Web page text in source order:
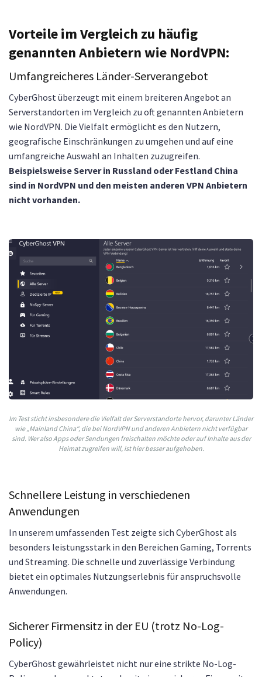
Vorteile im Vergleich zu häufig
genannten Anbietern wie NordVPN:
Umfangreicheres Länder-Serverangebot
CyberGhost überzeugt mit einem breiteren Angebot an
Serverstandorten im Vergleich zu oft genannten Anbietern
wie NordVPN. Die Vielfalt ermöglicht es den Nutzern,
geografische Einschränkungen zu umgehen und auf eine
umfangreiche Auswahl an Inhalten zuzugreifen.
Beispielsweise Server in Russland oder Festland China
sind in NordVPN und den meisten anderen VPN Anbietern
nicht vorhanden.
Im Test sticht insbesondere die Vielfalt der Serverstandorte hervor, darunter Länder
wie „Mainland China“, die bei NordVPN und anderen Anbietern nicht verfügbar
sind. Wer also Apps oder Sendungen freischalten möchte oder auf Inhalte aus der
Heimat zugreifen will, ist hier besser aufgehoben.
Schnellere Leistung in verschiedenen
Anwendungen
In unserem umfassenden Test zeigte sich CyberGhost als
besonders leistungsstark in den Bereichen Gaming, Torrents
und Streaming. Die schnelle und zuverlässige Verbindung
bietet ein optimales Nutzungserlebnis für anspruchsvolle
Anwendungen.
Sicherer Firmensitz in der EU (trotz No-Log-
Policy)
CyberGhost gewährleistet nicht nur eine strikte No-Log-